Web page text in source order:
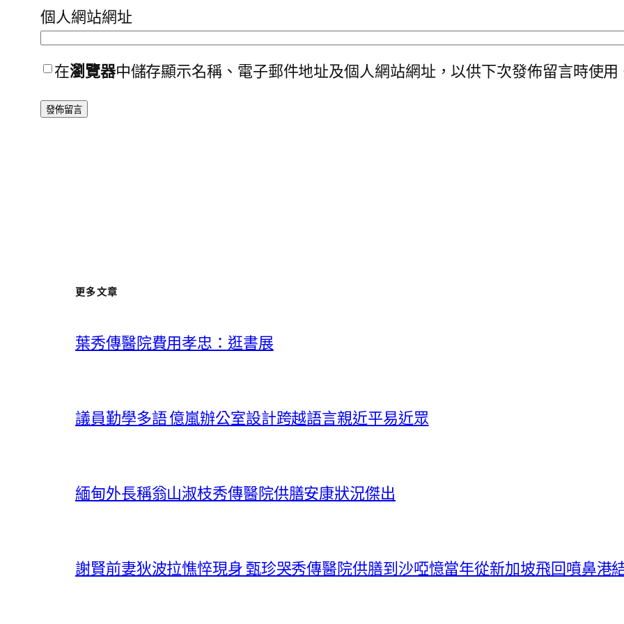
個人網站網址
在瀏覽器中儲存顯示名稱、電子郵件地址及個人網站網址，以供下次發佈留言時使用
更多文章
葉秀傳醫院費用孝忠：逛書展
議員勤學多語 億嵐辦公室設計跨越語言親近平易近眾
緬甸外長稱翁山淑枝秀傳醫院供膳安康狀況傑出
謝賢前妻狄波拉憔悴現身 甄珍哭秀傳醫院供膳到沙啞憶當年從新加坡飛回噴鼻港